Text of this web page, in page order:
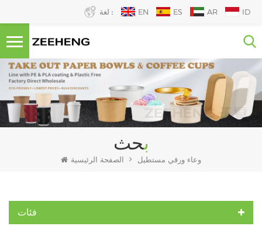
لغة : EN ES AR ID
بحث
الصفحة الرئيسية وعاء ورقي مستطيل
فئات